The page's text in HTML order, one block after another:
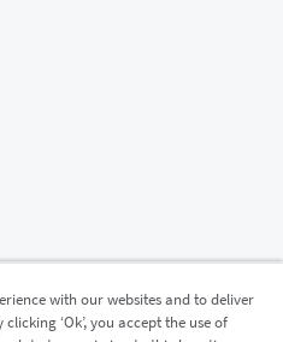
with our websites and to deliver
‘Ok’, you accept the use of